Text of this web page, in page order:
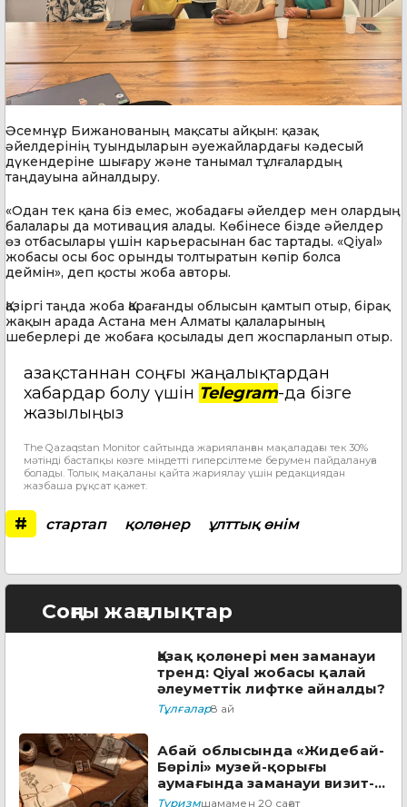
Әсемнұр Бижанованың мақсаты айқын: қазақ
әйелдерінің туындыларын әуежайлардағы кәдесый
дүкендеріне шығару және танымал тұлғалардың
таңдауына айналдыру.
«Одан тек қана біз емес, жобадағы әйелдер мен олардың
балалары да мотивация алады. Көбінесе бізде әйелдер
өз отбасылары үшін карьерасынан бас тартады. «Qiyal»
жобасы осы бос орынды толтыратын көпір болса
деймін», деп қосты жоба авторы.
Қазіргі таңда жоба Қарағанды облысын қамтып отыр, бірақ
жақын арада Астана мен Алматы қалаларының
шеберлері де жобаға қосылады деп жоспарланып отыр.
Қазақстаннан соңғы жаңалықтардан
хабардар болу үшін Telegram-да бізге
жазылыңыз
The Qazaqstan Monitor сайтында жарияланған мақаладағы тек 30%
мәтінді бастапқы көзге міндетті гиперсілтеме берумен пайдалануға
болады. Толық мақаланы қайта жариялау үшін редакциядан
жазбаша рұқсат қажет.
# стартап қолөнер ұлттық өнім
Соңғы жаңалықтар
Қазақ қолөнері мен заманауи
тренд: Qiyal жобасы қалай
әлеуметтік лифтке айналды?
Тұлғалар8 ай
Абай облысында «Жидебай-
Бөрілі» музей-қорығы
аумағында заманауи визит-
орталық құрылады
Туризмшамамен 20 сағат